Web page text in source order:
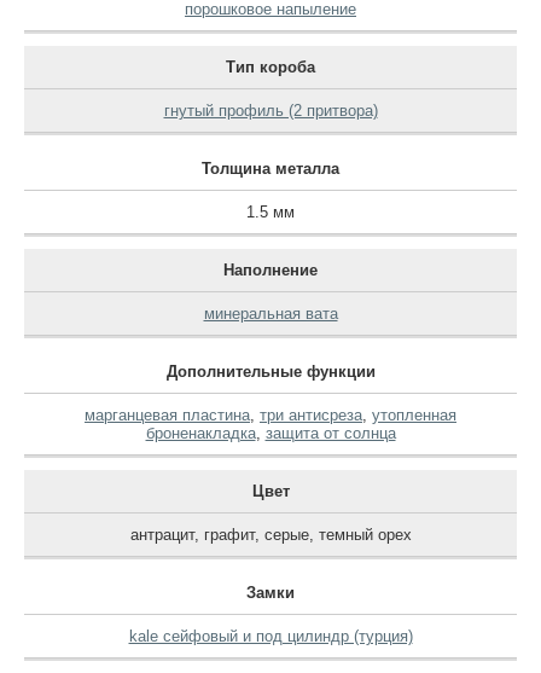
порошковое напыление
Тип короба
гнутый профиль (2 притвора)
Толщина металла
1.5 мм
Наполнение
минеральная вата
Дополнительные функции
марганцевая пластина три антисреза утопленная
броненакладка, защита от солнца
Цвет
антрацит, графит, серые, темный орех
Замки
kale сейфовый и под цилиндр (турция)